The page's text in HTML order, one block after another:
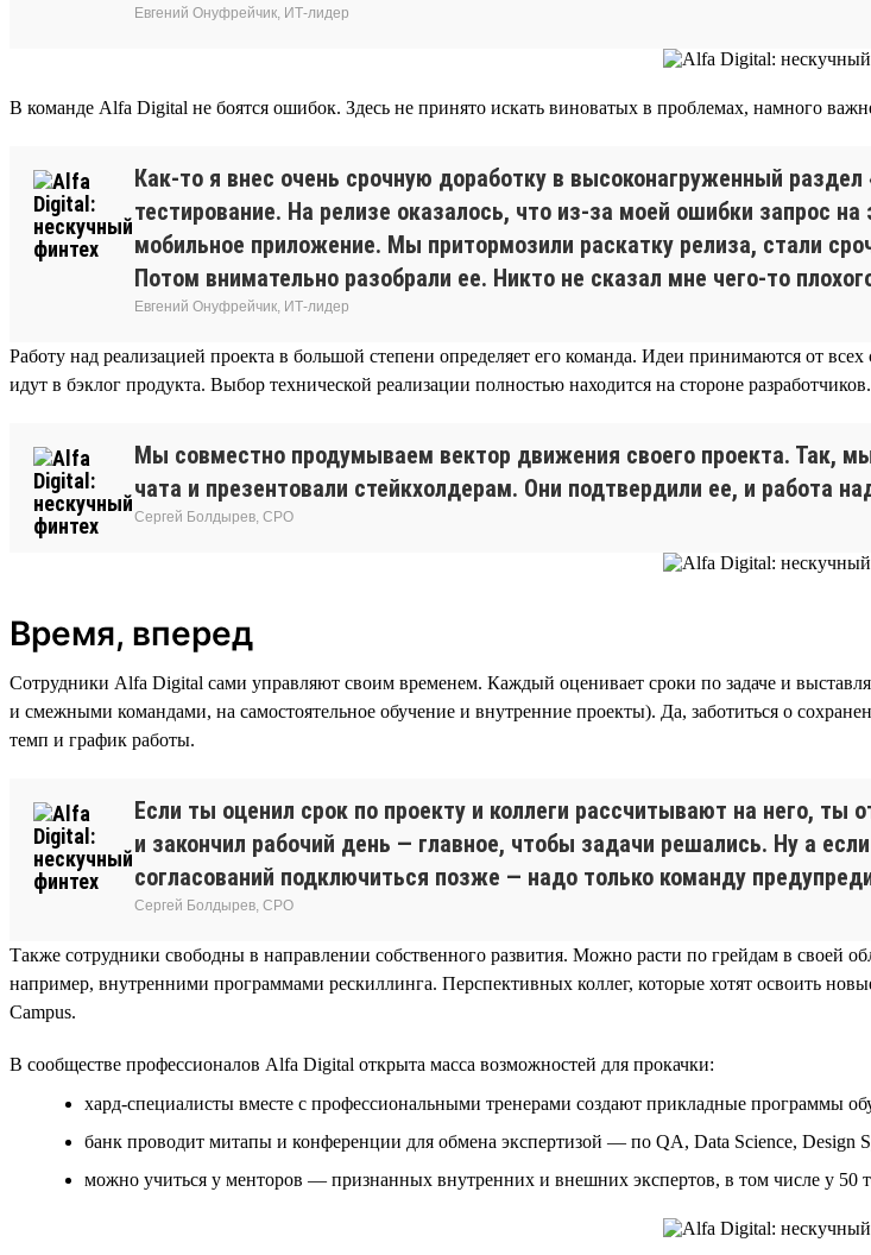
Евгений Онуфрейчик, ИТ-лидер
В команде Alfa Digital не боятся ошибок. Здесь не принято искать виноватых в проблемах, намного
Как-то я внес очень срочную доработку в высоконагруженный
тестирование. На релизе оказалось, что из-за моей ошибки запрос
мобильное приложение. Мы притормозили раскатку релиза, стали
Потом внимательно разобрали ее. Никто не сказал мне чего-то
Евгений Онуфрейчик, ИТ-лидер
Работу над реализацией проекта в большой степени определяет его команда. Идеи принимаются от
идут в бэклог продукта. Выбор технической реализации полностью находится на стороне разработчиков.
Мы совместно продумываем вектор движения своего проекта. Так,
чата и презентовали стейкхолдерам. Они подтвердили ее, и работа
Сергей Болдырев, СРО
Время, вперед
Сотрудники Alfa Digital сами управляют своим временем. Каждый оценивает сроки по задаче и
и смежными командами, на самостоятельное обучение и внутренние проекты). Да, заботиться о
темп и график работы.
Если ты оценил срок по проекту и коллеги рассчитывают на него,
и закончил рабочий день — главное, чтобы задачи решались. Ну а
согласований подключиться позже — надо только команду
Сергей Болдырев, СРО
Также сотрудники свободны в направлении собственного развития. Можно расти по грейдам в своей
например, внутренними программами рескиллинга. Перспективных коллег, которые хотят освоить
Campus.
В сообществе профессионалов Alfa Digital открыта масса возможностей для прокачки:
хард-специалисты вместе с профессиональными тренерами создают прикладные программы
банк проводит митапы и конференции для обмена экспертизой — по QA, Data Science, Design
можно учиться у менторов — признанных внутренних и внешних экспертов, в том числе у 50